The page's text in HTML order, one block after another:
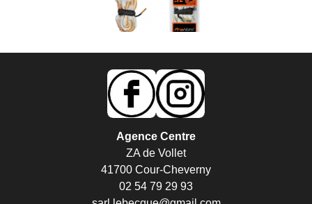
Agence Centre
ZA de Vollet
41700 Cour-Cheverny
02 54 79 29 93